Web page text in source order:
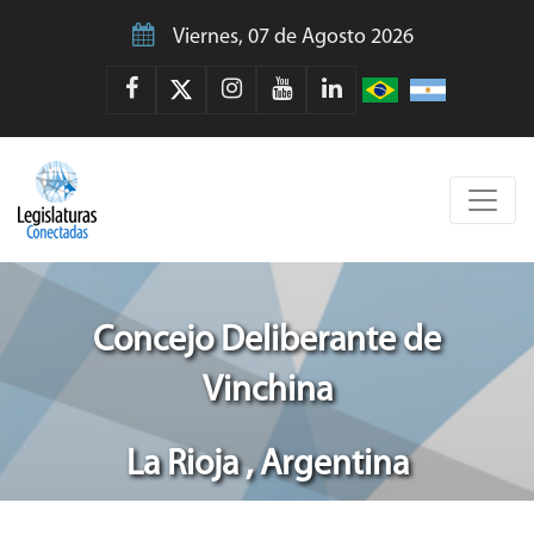
Viernes, 07 de Agosto 2026
Concejo Deliberante de
Vinchina
La Rioja , Argentina